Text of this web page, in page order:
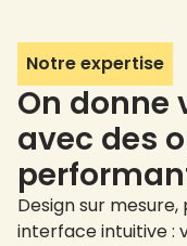
Notre expertise
On donne
avec des
Design sur
interface intuitive :